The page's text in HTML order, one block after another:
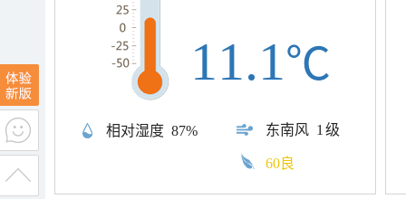
相对湿度 87% 东南风 1级
11.1℃
60良